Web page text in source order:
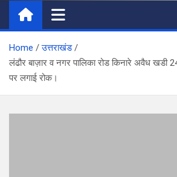
Home
उत्तराखंड
लंढौर बाज़ार व नगर पालिका रोड किनारे अवैध खडी
पर लगाई रोक।